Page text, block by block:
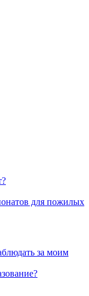
для пожилых
за моим